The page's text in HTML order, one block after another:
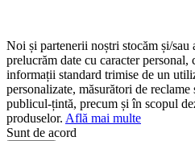
Noi și partenerii noștri stocăm și/sau
prelucrăm date cu caracter
informații standard trimise de un
personalizate, măsurători de
publicul-țintă, precum și în scopul
produselor. Află mai multe
Sunt de acord